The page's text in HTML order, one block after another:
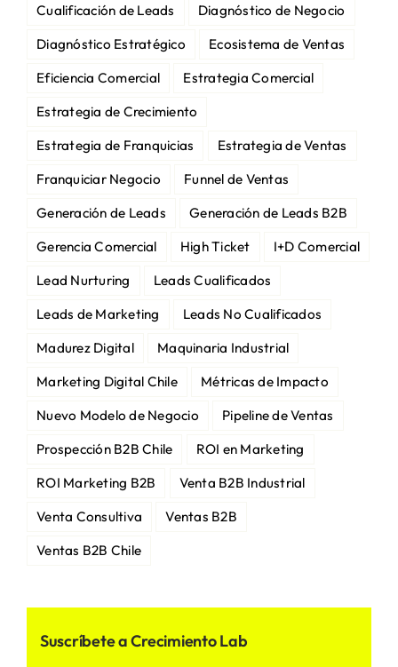
Cualificación de Leads
Diagnóstico de Negocio
Diagnóstico Estratégico
Ecosistema de Ventas
Eficiencia Comercial
Estrategia Comercial
Estrategia de Crecimiento
Estrategia de Franquicias
Estrategia de Ventas
Franquiciar Negocio
Funnel de Ventas
Generación de Leads
Generación de Leads B2B
Gerencia Comercial
High Ticket
I+D Comercial
Lead Nurturing
Leads Cualificados
Leads de Marketing
Leads No Cualificados
Madurez Digital
Maquinaria Industrial
Marketing Digital Chile
Métricas de Impacto
Nuevo Modelo de Negocio
Pipeline de Ventas
Prospección B2B Chile
ROI en Marketing
ROI Marketing B2B
Venta B2B Industrial
Venta Consultiva
Ventas B2B
Ventas B2B Chile
Suscríbete a Crecimiento Lab